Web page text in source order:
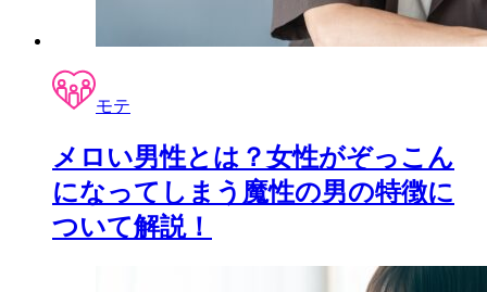
モテ
メロい男性とは？女性がぞっこん
になってしまう魔性の男の特徴に
ついて解説！